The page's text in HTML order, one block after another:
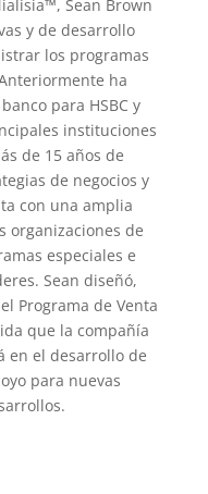
Sean Brown
y de desarrollo
los programas
ha
para HSBC y
instituciones
de 15 años de
de negocios y
con una amplia
organizaciones de
especiales e
Sean diseñó,
Programa de Venta
que la compañía
en el desarrollo de
para nuevas